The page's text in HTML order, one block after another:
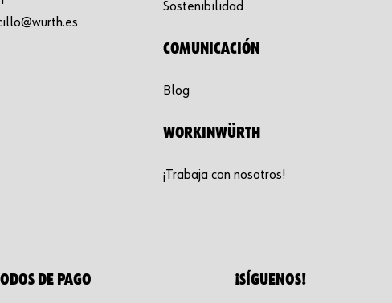
Sostenibilidad
COMUNICACIÓN
Blog
WORKINWÜRTH
¡Trabaja con nosotros!
DE PAGO ¡SÍGUENOS!